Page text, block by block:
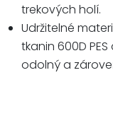
trekových holí.
Udržitelné
tkanin 600D
odolný a